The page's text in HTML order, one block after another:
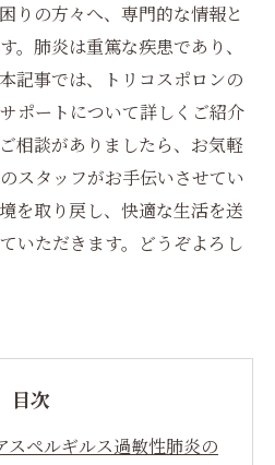
りの方々へ、専門的な情報と
。肺炎は重篤な疾患であり、
記事では、トリコスポロンの
ポートについて詳しくご紹介
相談がありましたら、お気軽
スタッフがお手伝いさせてい
を取り戻し、快適な生活を送
いただきます。どうぞよろし
目次
スペルギルス過敏性肺炎の